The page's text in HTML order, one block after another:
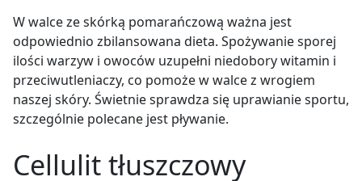
W walce ze skórką pomarańczową ważna jest
odpowiednio zbilansowana dieta. Spożywanie sporej
ilości warzyw i owoców uzupełni niedobory witamin i
przeciwutleniaczy, co pomoże w walce z wrogiem
naszej skóry. Świetnie sprawdza się uprawianie sportu,
szczególnie polecane jest pływanie.
Cellulit tłuszczowy